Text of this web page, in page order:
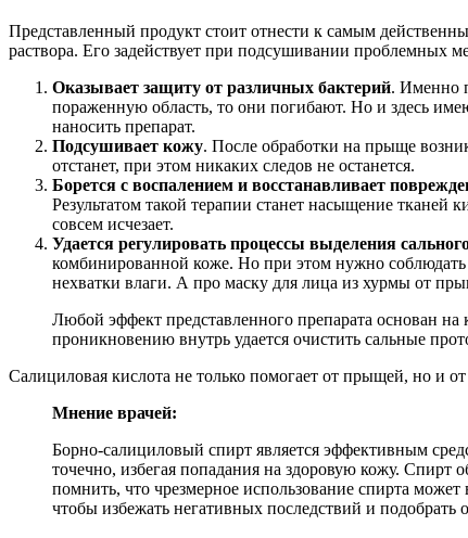
Представленный продукт стоит отнести к самым
раствора. Его задействует при подсушивании проблемных
Оказывает защиту от различных бактерий. Именно
пораженную область, то они погибают. Но и здесь
наносить препарат.
Подсушивает кожу. После обработки на прыще
отстанет, при этом никаких следов не останется.
Борется с воспалением и восстанавливает
Результатом такой терапии станет насыщение тканей
совсем исчезает.
Удается регулировать процессы выделения
комбинированной коже. Но при этом нужно соблюдать
нехватки влаги. А про маску для лица из хурмы от
Любой эффект представленного препарата основан
проникновению внутрь удается очистить сальные
Салициловая кислота не только помогает от прыщей, но и
Мнение врачей:
Борно-салициловый спирт является эффективным
точечно, избегая попадания на здоровую кожу.
помнить, что чрезмерное использование спирта
чтобы избежать негативных последствий и